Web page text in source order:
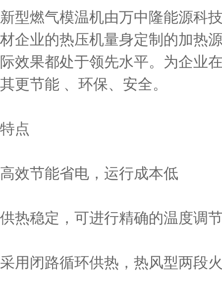
新型燃气模温机由万中隆能源科
材企业的热压机量身定制的加热
际效果都处于领先水平。为企业
其更节能 、环保、安全。
特点
高效节能省电，运行成本低
供热稳定，可进行精确的温度调
采用闭路循环供热，热风型两段